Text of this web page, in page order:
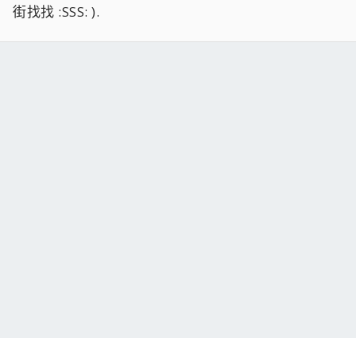
您想買都還買不到咧 :P ...拙者也是這個月才看到AMD低階處理
這款(假如有生產並上市)CPU最快至少要到今年12月底 B) .
街找找 :SSS: ).